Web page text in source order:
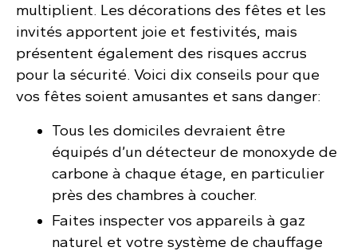
multiplient. Les décorations des fêtes et les
invités apportent joie et festivités, mais
présentent également des risques accrus
pour la sécurité. Voici dix conseils pour que
vos fêtes soient amusantes et sans danger:
Tous les domiciles devraient être
équipés d’un détecteur de monoxyde de
carbone à chaque étage, en particulier
près des chambres à coucher.
Faites inspecter vos appareils à gaz
naturel et votre système de chauffage